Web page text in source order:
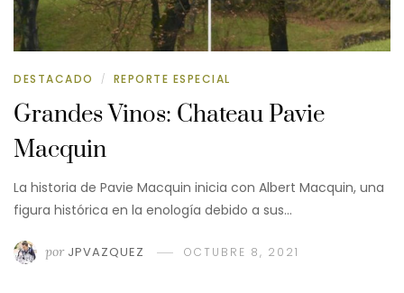
DESTACADO / REPORTE ESPECIAL
Grandes Vinos: Chateau Pavie
Macquin
La historia de Pavie Macquin inicia con Albert Macquin, una
figura histórica en la enología debido a sus…
por JPVAZQUEZ OCTUBRE 8, 2021